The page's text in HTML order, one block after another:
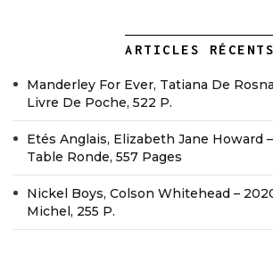
ARTICLES RÉCENTS
Manderley For Ever, Tatiana De
Livre De Poche, 522 P.
Etés Anglais, Elizabeth Jane Howard –
Table Ronde, 557 Pages
Nickel Boys, Colson Whitehead –
Michel, 255 P.